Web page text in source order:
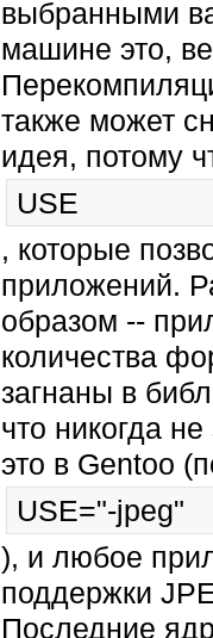
выбранными
машине это,
также может
идея, потому
USE
, которые
приложений.
образом --
количества
загнаны в
что никогда
это в Gentoo
USE="-jpeg"
), и любое
поддержки
Последние